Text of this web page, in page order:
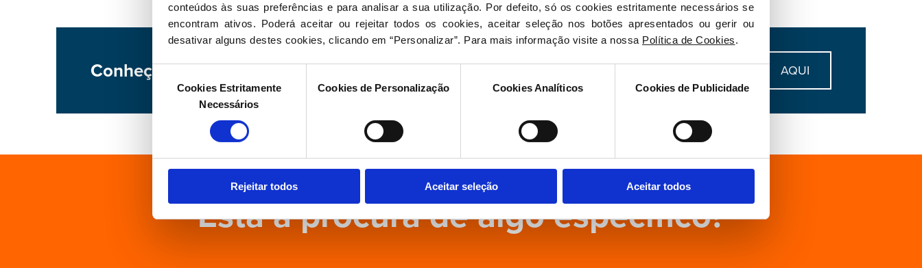
conteúdos às suas preferências e para analisar a sua utilização. Por defeito, só os cookies estritamente necessários se
encontram ativos. Poderá aceitar ou rejeitar todos os cookies, aceitar seleção nos botões apresentados ou gerir ou
desativar alguns destes cookies, clicando em “Personalizar”. Para mais informação visite a nossa Política de Cookies.
Seleção
consentimento
Cookies Estritamente
Necessários
Cookies de Personalização Cookies Analíticos Cookies de Publicidade
Rejeitar todos Aceitar seleção Aceitar todos
Conheça a atividade de Sebastião Bugalho no Parlamento Europeu AQUI
Está à procura de algo específico?